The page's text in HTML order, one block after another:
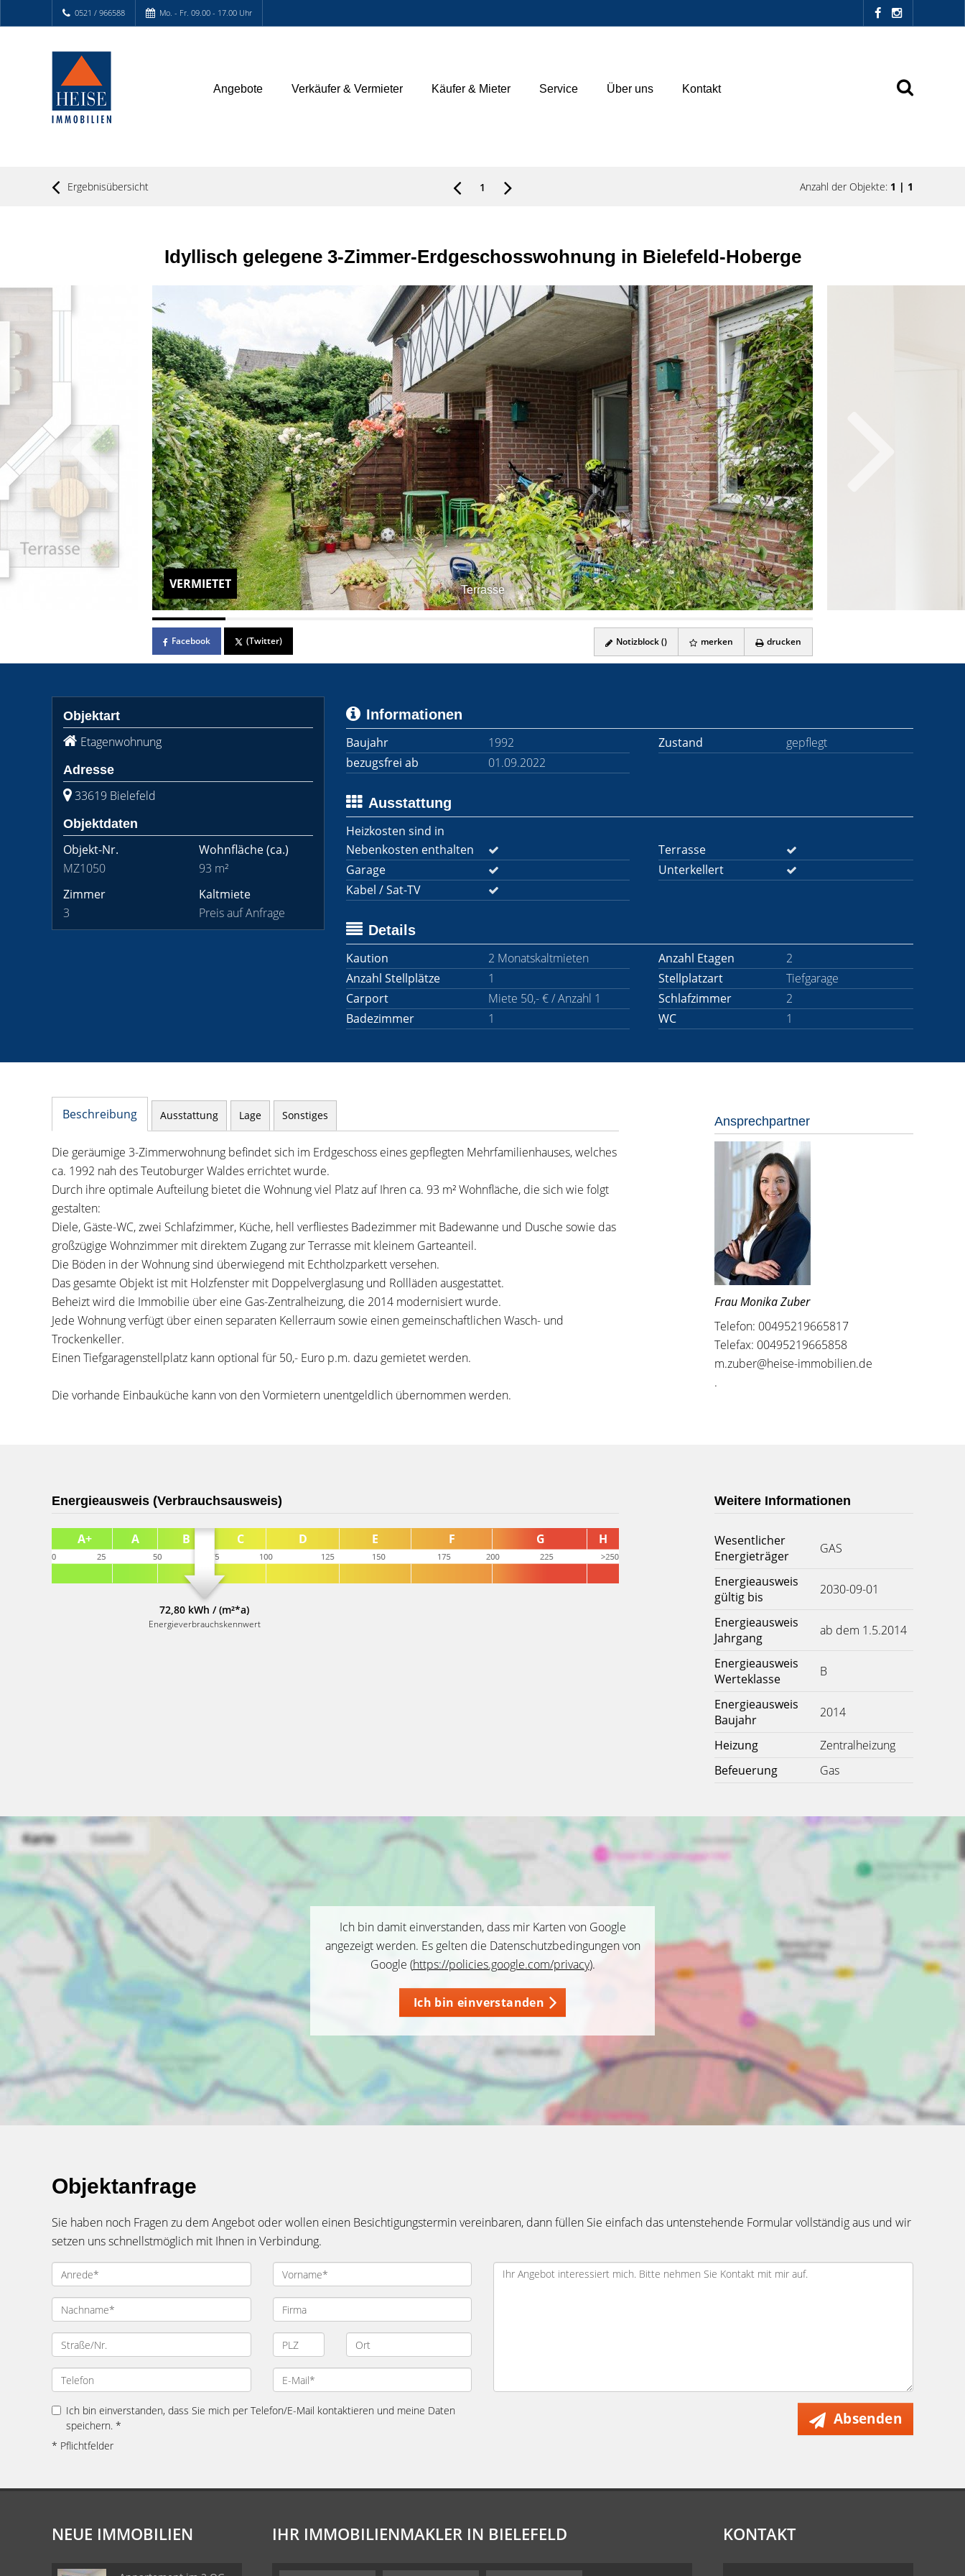
0521 / 966588 Mo. - Fr. 09.00 - 17.00 Uhr
Angebote Verkäufer & Vermieter Käufer & Mieter Service Über uns Kontakt
Ergebnisübersicht 1 Anzahl der Objekte: 1 | 1
Idyllisch gelegene 3-Zimmer-Erdgeschosswohnung in Bielefeld-Hoberge
Terrasse
VERMIETET
Facebook (Twitter) Notizblock () merken drucken
Objektart
Etagenwohnung
Adresse
33619 Bielefeld
Objektdaten
Objekt-Nr.
MZ1050
Wohnfläche(ca.)
93 m²
Zimmer
3
Kaltmiete
Preis auf Anfrage
Informationen
Baujahr
1992 Zustand
gepflegt
bezugsfrei ab
01.09.2022
Ausstattung
Heizkosten sind in
Nebenkosten enthalten
Terrasse
Garage
Unterkellert
Kabel / Sat-TV
Details
Kaution
2 Monatskaltmieten Anzahl Etagen
2
Anzahl Stellplätze
1 Stellplatzart
Tiefgarage
Carport
Miete 50,- € / Anzahl 1 Schlafzimmer
2
Badezimmer
1 WC 1
Beschreibung Ausstattung Lage Sonstiges
Die geräumige 3-Zimmerwohnung befindet sich im Erdgeschoss eines gepflegten Mehrfamilienhauses, welches
ca. 1992 nah des Teutoburger Waldes errichtet wurde.
Durch ihre optimale Aufteilung bietet die Wohnung viel Platz auf Ihren ca. 93 m² Wohnfläche, die sich wie folgt
gestalten:
Diele, Gäste-WC, zwei Schlafzimmer, Küche, hell verfliestes Badezimmer mit Badewanne und Dusche sowie das
großzügige Wohnzimmer mit direktem Zugang zur Terrasse mit kleinem Garteanteil.
Die Böden in der Wohnung sind überwiegend mit Echtholzparkett versehen.
Das gesamte Objekt ist mit Holzfenster mit Doppelverglasung und Rollläden ausgestattet.
Beheizt wird die Immobilie über eine Gas-Zentralheizung, die 2014 modernisiert wurde.
Jede Wohnung verfügt über einen separaten Kellerraum sowie einen gemeinschaftlichen Wasch- und
Trockenkeller.
Einen Tiefgaragenstellplatz kann optional für 50,- Euro p.m. dazu gemietet werden.
Die vorhande Einbauküche kann von den Vormietern unentgeldlich übernommen werden.
Ansprechpartner
Frau Monika Zuber
Telefon: 00495219665817
Telefax: 00495219665858
m.zuber@heise-immobilien.de
.
Energieausweis (Verbrauchsausweis)
72,80 kWh / (m²*a)
Energieverbrauchskennwert
Weitere Informationen
Wesentlicher
Energieträger
GAS
Energieausweis
gültig bis
2030-09-01
Energieausweis
Jahrgang
ab dem 1.5.2014
Energieausweis
Werteklasse
B
Energieausweis
Baujahr
2014
Heizung
Zentralheizung
Befeuerung
Gas
Ich bin damit einverstanden, dass mir Karten von Google
angezeigt werden. Es gelten die Datenschutzbedingungen von
Google (https://policies.google.com/privacy).
Ich bin einverstanden
Objektanfrage
Sie haben noch Fragen zu dem Angebot oder wollen einen Besichtigungstermin vereinbaren, dann füllen Sie einfach das untenstehende Formular vollständig aus und wir
setzen uns schnellstmöglich mit Ihnen in Verbindung.
Ich bin einverstanden, dass Sie mich per Telefon/E-Mail kontaktieren und meine Daten
speichern. *
* Pflichtfelder
Absenden
NEUE IMMOBILIEN IHR IMMOBILIENMAKLER IN BIELEFELD KONTAKT